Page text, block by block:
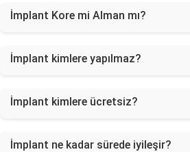
İmplant Kore mi Alman mı?
İmplant kimlere yapılmaz?
İmplant kimlere ücretsiz?
İmplant ne kadar sürede iyileşir?